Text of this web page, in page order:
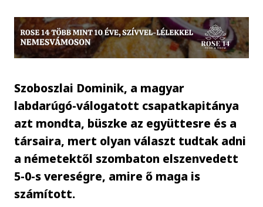
Szoboszlai Dominik, a magyar
labdarúgó-válogatott csapatkapitánya
azt mondta, büszke az együttesre és a
társaira, mert olyan választ tudtak adni
a németektől szombaton elszenvedett
5-0-s vereségre, amire ő maga is
számított.